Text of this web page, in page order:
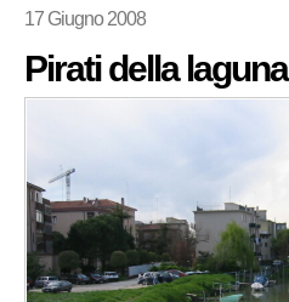
17 Giugno 2008
Pirati della laguna